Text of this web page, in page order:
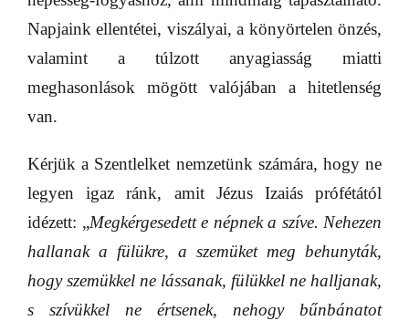
Napjaink ellentétei, viszályai, a könyörtelen önzés,
valamint a túlzott anyagiasság miatti
meghasonlások mögött valójában a hitetlenség
van.
Kérjük a Szentlelket nemzetünk számára, hogy ne
legyen igaz ránk, amit Jézus Izaiás prófétától
idézett: „Megkérgesedett e népnek a szíve. Nehezen
hallanak a fülükre, a szemüket meg behunyták,
hogy szemükkel ne lássanak, fülükkel ne halljanak,
s szívükkel ne értsenek, nehogy bűnbánatot